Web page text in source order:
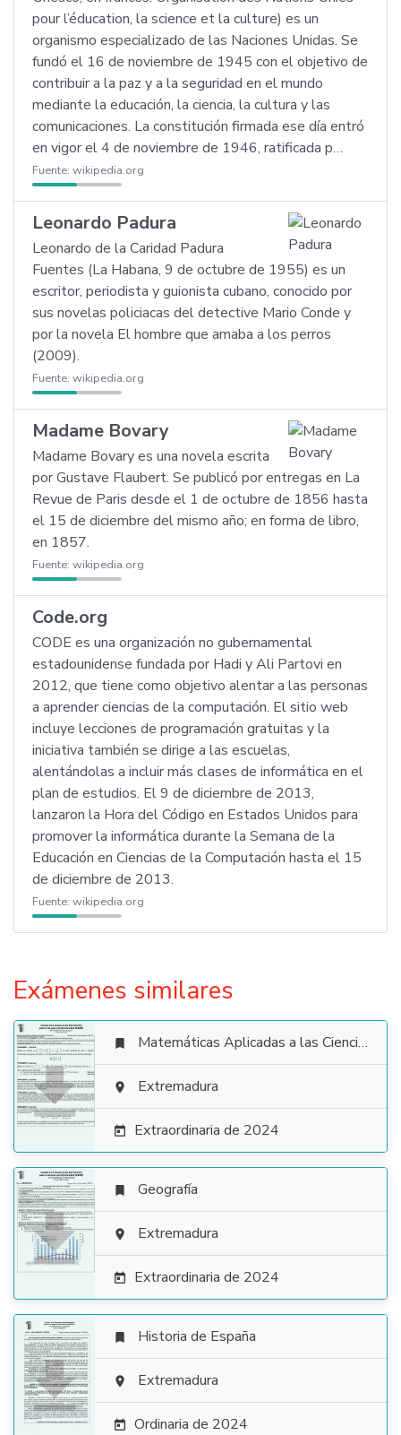
pour l’éducation, la science et la culture) es un
organismo especializado de las Naciones Unidas. Se
fundó el 16 de noviembre de 1945 con el objetivo de
contribuir a la paz y a la seguridad en el mundo
mediante la educación, la ciencia, la cultura y las
comunicaciones. La constitución firmada ese día entró
en vigor el 4 de noviembre de 1946, ratificada p…
Fuente: wikipedia.org
Leonardo Padura
Leonardo de la Caridad Padura
Fuentes (La Habana, 9 de octubre de 1955) es un
escritor, periodista y guionista cubano, conocido por
sus novelas policiacas del detective Mario Conde y
por la novela El hombre que amaba a los perros
(2009).
Fuente: wikipedia.org
Madame Bovary
Madame Bovary es una novela escrita
por Gustave Flaubert. Se publicó por entregas en La
Revue de Paris desde el 1 de octubre de 1856 hasta
el 15 de diciembre del mismo año; en forma de libro,
en 1857.
Fuente: wikipedia.org
Code.org
CODE es una organización no gubernamental
estadounidense fundada por Hadi y Ali Partovi en
2012, que tiene como objetivo alentar a las personas
a aprender ciencias de la computación. El sitio web
incluye lecciones de programación gratuitas y la
iniciativa también se dirige a las escuelas,
alentándolas a incluir más clases de informática en el
plan de estudios. El 9 de diciembre de 2013,
lanzaron la Hora del Código en Estados Unidos para
promover la informática durante la Semana de la
Educación en Ciencias de la Computación hasta el 15
de diciembre de 2013.
Fuente: wikipedia.org
Exámenes similares

 Matemáticas Aplicadas a las Ciencias Sociales
 Extremadura
 Extraordinaria de 2024

 Geografía
 Extremadura
 Extraordinaria de 2024

 Historia de España
 Extremadura
 Ordinaria de 2024